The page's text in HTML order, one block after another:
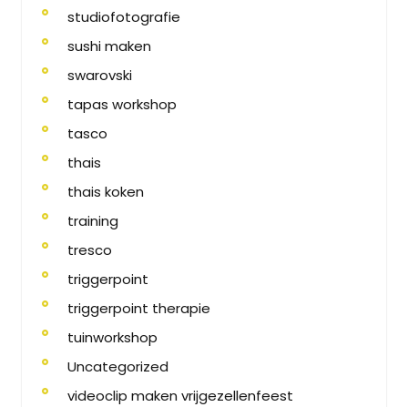
studiofotografie
sushi maken
swarovski
tapas workshop
tasco
thais
thais koken
training
tresco
triggerpoint
triggerpoint therapie
tuinworkshop
Uncategorized
videoclip maken vrijgezellenfeest